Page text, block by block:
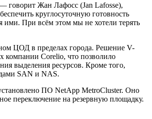
говорит Жан Лафосс (Jan Lafosse),
круглосуточную готовность
ими. При всём этом мы не хотели терять
ЦОД в пределах города. Решение V-
компании Corelio, что позволило
выделения ресурсов. Кроме того,
SAN и NAS.
ПО NetApp MetroCluster. Оно
переключение на резервную площадку.